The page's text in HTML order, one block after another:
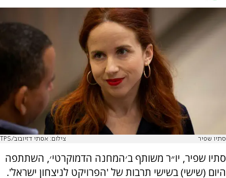
סתיו שפיר צילום: אסתי דזיובוב/TPS
סתיו שפיר, יו״ר משותף ב׳המחנה הדמוקרטי׳, השתתפה
היום (שישי) בשישי תרבות של 'הפרויקט לניצחון ישראל'.